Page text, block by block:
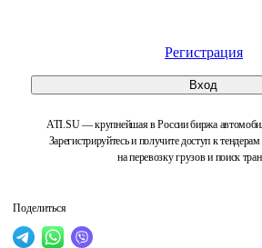
Регистрация
Вход
ATI.SU — крупнейшая в России биржа
Зарегистрируйтесь и получите доступ к
на перевозку грузов и поиск
Поделиться